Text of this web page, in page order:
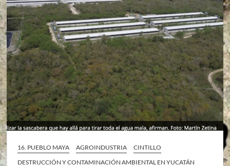
16. PUEBLO MAYA AGROINDUSTRIA
CINTILLO
DESTRUCCIÓN Y CONTAMINACIÓN AMBIENTAL EN YUCATÁN